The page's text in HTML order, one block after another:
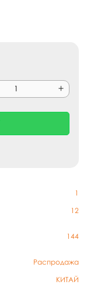
1
12
144
Распродажа
КИТАЙ